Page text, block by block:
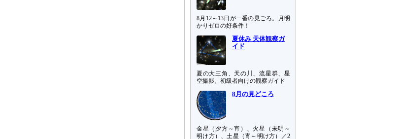
8月12～13日が一番の見ごろ。月明
かりゼロの好条件！
夏休み 天体観察ガ
イド
夏の大三角、天の川、流星群、星
空撮影。初級者向けの観察ガイド
8月の見どころ
金星（夕方～宵）、火星（未明～
明け方）、土星（宵～明け方）／2